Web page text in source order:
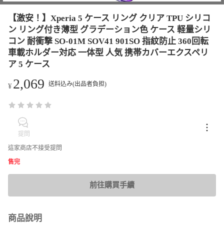
【激安！】Xperia 5 ケース リング クリア TPU シリコ
ン リング付き薄型 グラデーション色 ケース 軽量シリ
コン 耐衝撃 SO-01M SOV41 901SO 指紋防止 360回転
車載ホルダー対応 一体型 人気 携帯カバーエクスペリ
ア 5 ケース
¥2,069 送料込み(出品者負担)
提問
這家商店不接受提問
售完
前往購買手續
商品說明